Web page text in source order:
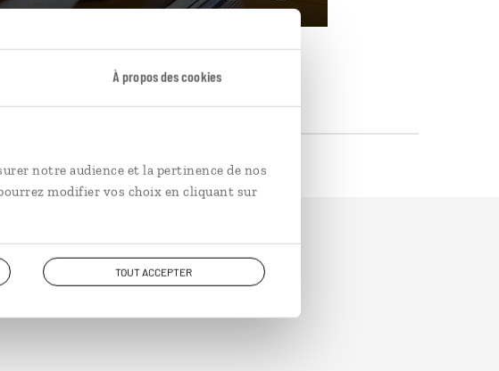
À propos des cookies
notre audience et la pertinence de nos
modifier vos choix en cliquant sur
TOUT ACCEPTER